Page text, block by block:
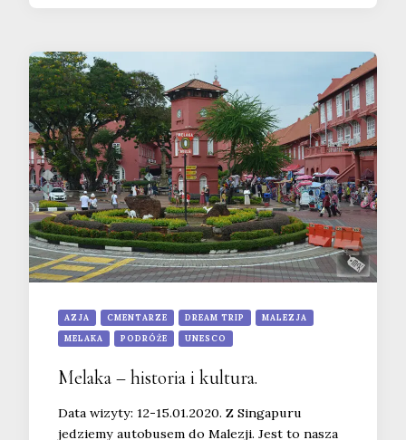
AZJA CMENTARZE DREAM TRIP MALEZJA
MELAKA PODRÓŻE UNESCO
Melaka – historia i kultura.
Data wizyty: 12-15.01.2020. Z Singapuru
jedziemy autobusem do Malezji. Jest to nasza